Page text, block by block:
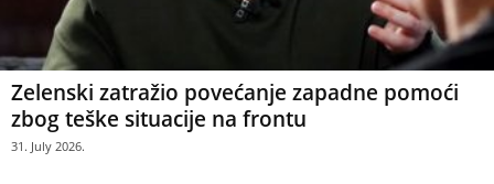
Zelenski zatražio povećanje zapadne pomoći
zbog teške situacije na frontu
31. July 2026.